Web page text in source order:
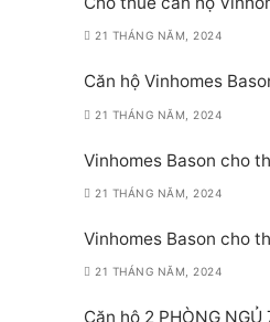
21 THÁNG NĂM, 2024
Căn hộ Vinhomes
21 THÁNG NĂM, 2024
Vinhomes Bason cho
21 THÁNG NĂM, 2024
Vinhomes Bason cho
21 THÁNG NĂM, 2024
Căn hộ 2 PHÒNG